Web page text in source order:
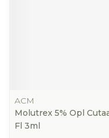
ACM
Molutrex 5% Opl
Fl 3ml